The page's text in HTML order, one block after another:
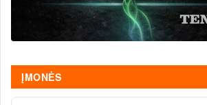
ĮMONĖS